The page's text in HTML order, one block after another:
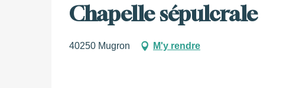
Chapelle sépulcrale
40250 Mugron M'y rendre